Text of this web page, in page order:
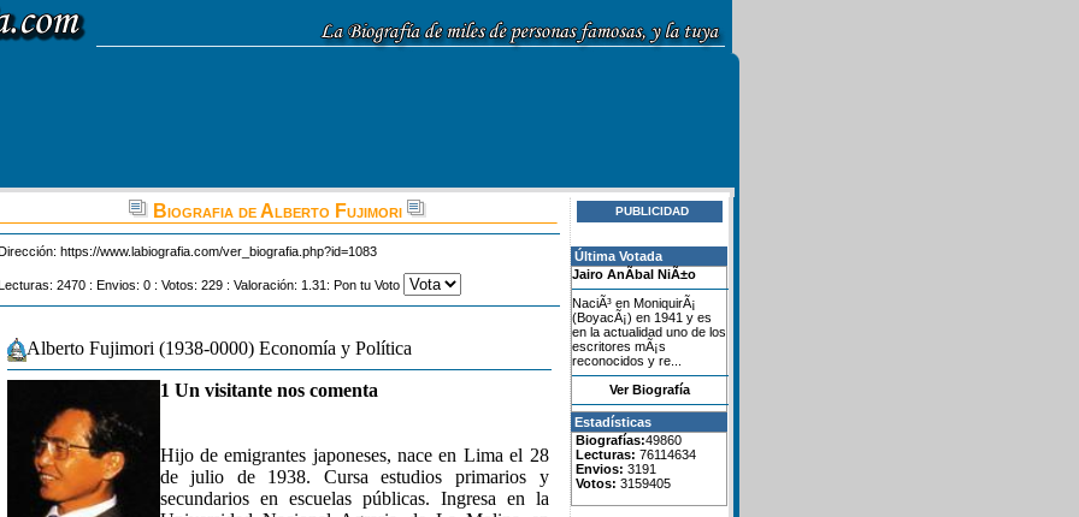
Biografia de Alberto Fujimori
https://www.labiografia.com/ver_biografia.php?id=1083
2470 : Envios: 0 : Votos: 229 : Valoración: 1.31: Pon tu Voto
Alberto Fujimori (1938-0000) Economía y Política
1 Un visitante nos comenta
Hijo de emigrantes japoneses, nace en Lima el 28
de julio de 1938. Cursa estudios primarios y
secundarios en escuelas públicas. Ingresa en la
PUBLICIDAD
Última Votada
Jairo AnÃ­bal NiÃ±o
NaciÃ³ en MoniquirÃ¡
(BoyacÃ¡) en 1941 y es
en la actualidad uno de los
escritores mÃ¡s
reconocidos y re...
Ver Biografía
Estadísticas
Biografías:49860
Lecturas: 76114634
Envios: 3191
Votos: 3159405